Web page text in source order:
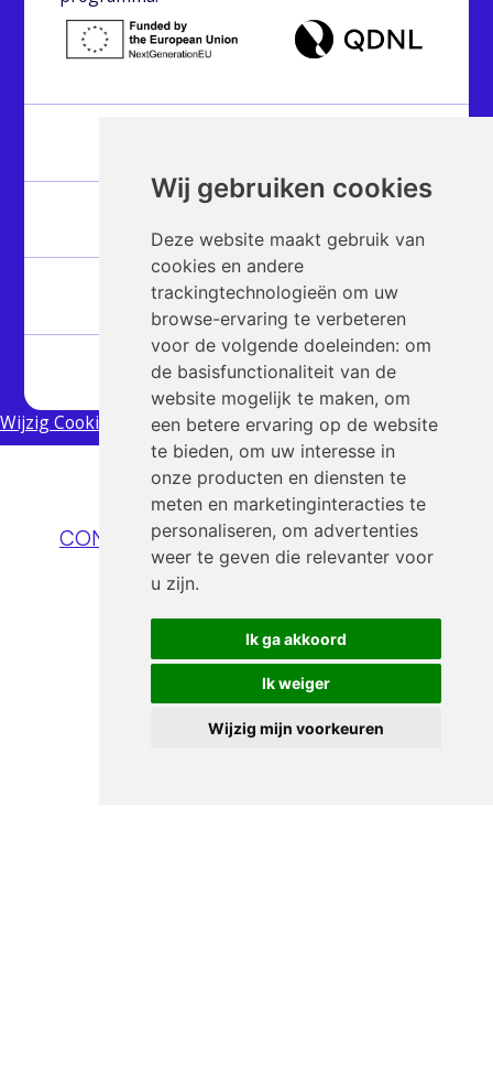
Wij gebruiken cookies
Deze website maakt gebruik van
cookies en andere
trackingtechnologieën om uw
browse-ervaring te verbeteren
voor de volgende doeleinden: om
de basisfunctionaliteit van de
website mogelijk te maken, om
een betere ervaring op de website
te bieden, om uw interesse in
onze producten en diensten te
meten en marketinginteracties te
personaliseren, om advertenties
weer te geven die relevanter voor
u zijn.
Ik ga akkoord
Ik weiger
Wijzig mijn voorkeuren
Partners
Artikelen
Wijzig Cookies
Nog vragen?
CONTACT@QUANTUMEDUCATION.NL